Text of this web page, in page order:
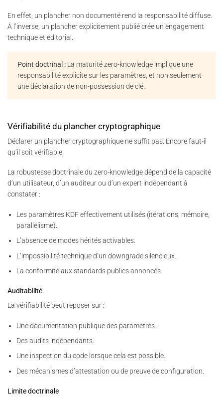
En effet, un plancher non documenté rend la responsabilité diffuse.
À l’inverse, un plancher explicitement publié crée un engagement
technique et éditorial.
Point doctrinal : La maturité zero-knowledge implique une
responsabilité explicite sur les paramètres, et non seulement
une déclaration de non-possession de clé.
Vérifiabilité du plancher cryptographique
Déclarer un plancher cryptographique ne suffit pas. Encore faut-il
qu’il soit vérifiable.
La robustesse doctrinale du zero-knowledge dépend de la capacité
d’un utilisateur, d’un auditeur ou d’un expert indépendant à
constater :
Les paramètres KDF effectivement utilisés (itérations, mémoire,
parallélisme).
L’absence de modes hérités activables.
L’impossibilité technique d’un downgrade silencieux.
La conformité aux standards publics annoncés.
Auditabilité
La vérifiabilité peut reposer sur :
Une documentation publique des paramètres.
Des audits indépendants.
Une inspection du code lorsque cela est possible.
Des mécanismes d’attestation ou de preuve de configuration.
Limite doctrinale